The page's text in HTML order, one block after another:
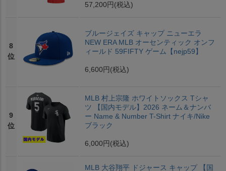
57,200円 (税込)
8
位
ブルージェイズ キャップ ニューエラ
NEW ERA MLB オーセンティック オンフ
ィールド 59FIFTY ゲーム【nejp59】
6,600円 (税込)
9
位
MLB 村上宗隆 ホワイトソックス Tシャ
ツ 【国内モデル】2026 ネーム＆ナンバ
ー Name & Number T-Shirt ナイキ/Nike
ブラック
6,000円 (税込)
MLB 大谷翔平 ドジャース キャップ 【国